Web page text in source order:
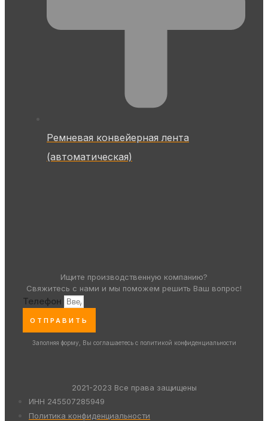
Ремневая конвейерная лента
(автоматическая)
Ищите производственную компанию?
Свяжитесь с нами и мы поможем решить Ваш вопрос!
Телефон
ОТПРАВИТЬ
Заполняя форму, Вы соглашаетесь с политикой конфиденциальности
2021-2023 Все права защищены
ИНН 245507285949
Политика конфиденциальности